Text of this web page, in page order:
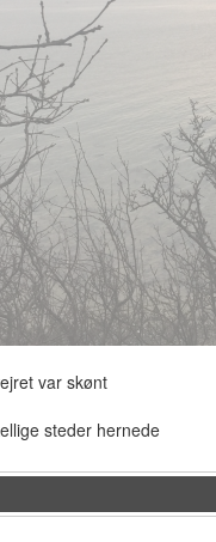
var skønt
steder hernede